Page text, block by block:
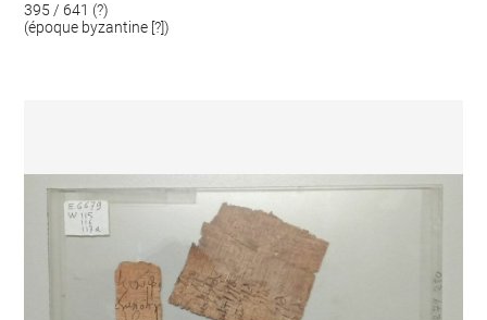
395 / 641 (?)
(époque byzantine [?])